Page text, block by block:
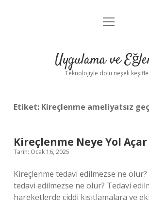
Anasayfa
Yasal Uyarı
menüyü
Uygulama ve
Teknolojiyle dolu neşeli
Etiket: Kireçlenme ameliyatsız
Kireçlenme Neye Yol Açar
Tarih: Ocak 16, 2025
Kireçlenme tedavi edilmezse ne
tedavi edilmezse ne olur? Tedavi
hareketlerde ciddi kısıtlamalara ve